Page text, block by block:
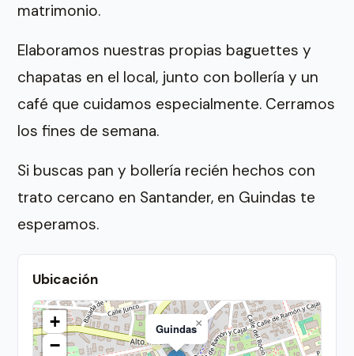
matrimonio.
Elaboramos nuestras propias baguettes y
chapatas en el local, junto con bollería y un
café que cuidamos especialmente. Cerramos
los fines de semana.
Si buscas pan y bollería recién hechos con
trato cercano en Santander, en Guindas te
esperamos.
Ubicación
Guindas×
+
−